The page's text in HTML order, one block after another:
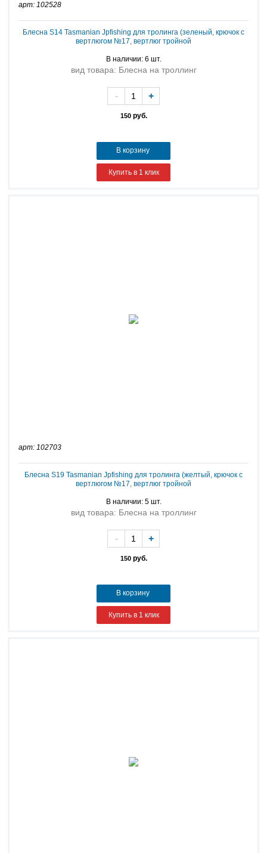
арт: 102528
Блесна S14 Tasmanian Jpfishing для тролинга (зеленый, крючок с
вертлюгом №17, вертлюг тройной
В наличии: 6 шт.
вид товара: Блесна на троллинг
150руб.
- +
В корзину
Купить в 1 клик
арт: 102703
Блесна S19 Tasmanian Jpfishing для тролинга (желтый, крючок с
вертлюгом №17, вертлюг тройной
В наличии: 5 шт.
вид товара: Блесна на троллинг
150руб.
- +
В корзину
Купить в 1 клик